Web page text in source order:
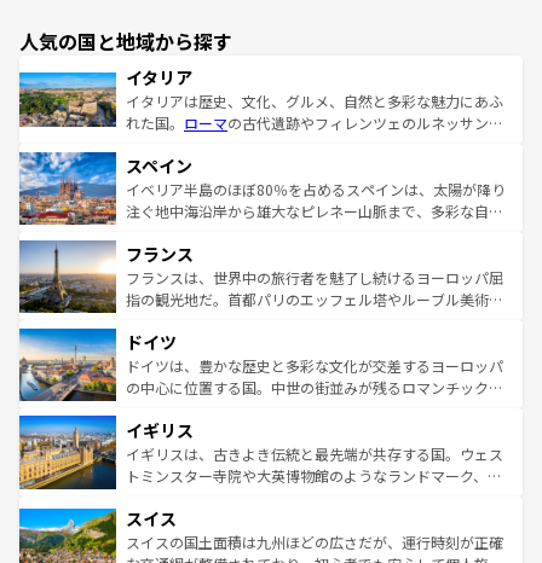
人気の国と地域から探す
イタリア
イタリアは歴史、文化、グルメ、自然と多彩な魅力にあふ
れた国。 ローマの古代遺跡やフィレンツェのルネッサンス
ろん、トスカーナの美しい田園風景やアマルフィ海岸の絶
景など、自然景観も見逃せない。観光の合間には、本場の
ピザやパスタなど、絶品のイタリア料理を堪能することも
ませてくれるイタリアで、忘れられない旅をしてみよう！
なお、新着のイタリア情報はコンテンツ一覧 を参照してほ
しい。
スペイン
イベリア半島のほぼ80％を占めるスペインは、太陽が降り
注ぐ地中海沿岸から雄大なピレネー山脈まで、多彩な自然
文化が根付くこの国では、情熱的なフラメンコ、熱気あふ
れる闘牛、そして美味しいタパスが生活の一部となってい
る。首都マドリードの洗練された雰囲気や、バルセロナの
の城塞都市、穏やかなビーチリゾートまで多彩な表情を見
せる。地方によって風土や気候が異なるスペインはその個
性で訪れる人を魅了する。 なお、新着のスペイン情報はコ
フランス
フランスは、世界中の旅行者を魅了し続けるヨーロッパ屈
指の観光地だ。首都パリのエッフェル塔やルーブル美術館
で、幅広い魅力が詰まっている。華麗な宮殿、歴史的な大
聖堂、美しいビーチ、そして豊かな自然が、訪れる者を心
から魅了する。また、フランスは美食の国としても知ら
いる。シャンパンの発祥地であるランス、プロヴァンスの
香り高いラベンダー畑など、多彩な楽しみ方が可能だ。さ
らに、パリ以外の地域にも魅力が溢れており、どの街角に
れる地方に足を運ぶとそれぞれで全く異なる文化を体験で
きるだろう。 なお、新着のフランス情報はコンテンツ一覧
ドイツ
ドイツは、豊かな歴史と多彩な文化が交差するヨーロッパ
の中心に位置する国。中世の街並みが残るロマンチック街
顔を持つこの国は、どこを歩いても飽きることがない。ベ
ルリンの文化的活気、バイエルン州のアルプスの絶景、そ
してライン川沿いのワイン畑といった風景は必見。ビール
は、お酒好きな人にはぜひ体験してほしい。 なお、新着の
ドイツ情報はコンテンツ一覧を参照してほしい。
イギリス
イギリスは、古きよき伝統と最先端が共存する国。ウェス
トミンスター寺院や大英博物館のようなランドマーク、歴
リアごとに異なる魅力がある。また、優雅なアフタヌーン
ティー、ビール好きにはたまらない英国パブ、サッカー観
スイス
スイスの国土面積は九州ほどの広さだが、運行時刻が正確